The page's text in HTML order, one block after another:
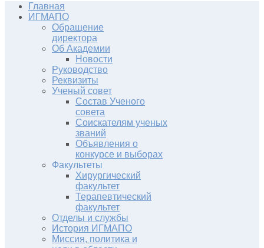
Главная
ИГМАПО
Обращение
директора
Об Академии
Новости
Руководство
Реквизиты
Ученый совет
Состав Ученого
совета
Соискателям ученых
званий
Объявления о
конкурсе и выборах
Факультеты
Хирургический
факультет
Терапевтический
факультет
Отделы и службы
История ИГМАПО
Миссия, политика и